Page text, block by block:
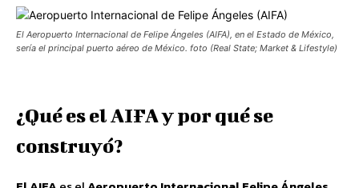
El Aeropuerto Internacional de Felipe Ángeles (AIFA), en el Estado de México,
sería el principal puerto aéreo de México. foto (Real State; Market & Lifestyle)
¿Qué es el AIFA y por qué se
construyó?